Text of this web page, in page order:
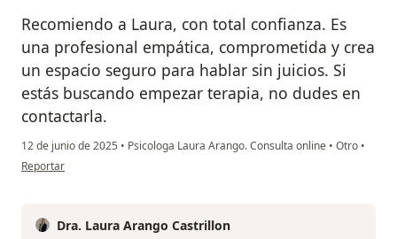
Recomiendo a Laura, con total confianza. Es
una profesional empática, comprometida y crea
un espacio seguro para hablar sin juicios. Si
estás buscando empezar terapia, no dudes en
contactarla.
12 de junio de 2025 • Psicologa Laura Arango. Consulta online • Otro •
en opinión del usuario L.M
Reportar
Dra. Laura Arango Castrillon